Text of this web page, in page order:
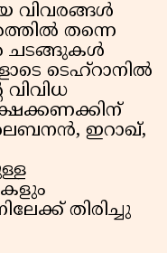
വിവരങ്ങൾ
തന്നെ
ചടങ്ങുകൾ
ടെഹ്റാനിൽ
വിവിധ
ഇറാഖ്,
തിരിച്ചു